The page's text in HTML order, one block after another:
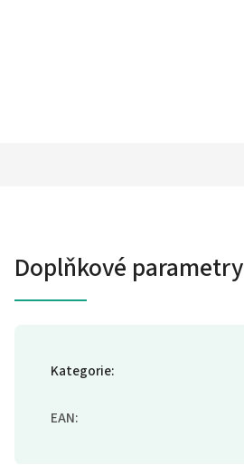
Doplňkové parametry
Kategorie:
EAN: